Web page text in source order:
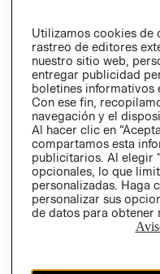
Y
Colombia ($)
CAMBIAR REGIÓN
Utilizamos cookies de
rastreo de editores
nuestro sitio web,
entregar publicidad
boletines informativos
Con ese fin,
navegación y el
Al hacer clic en
compartamos esta
publicitarios. Al elegir
opcionales, lo que
personalizadas. Haga
personalizar sus
de datos para obtener